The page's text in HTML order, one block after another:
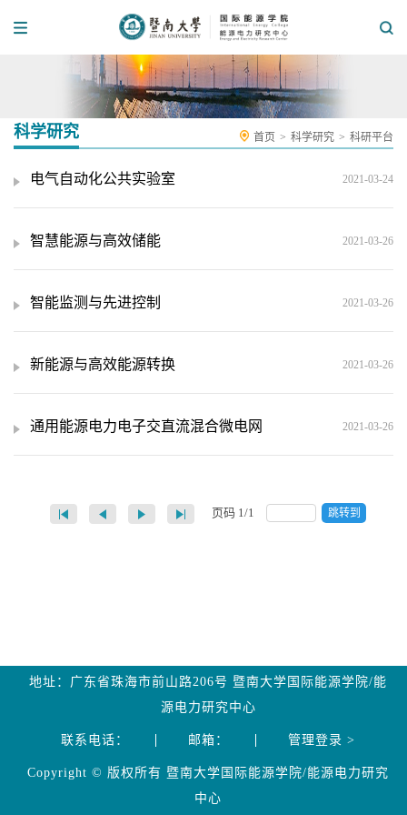
科学研究 首页 > 科学研究 > 科研平台
电气自动化公共实验室 2021-03-24
智慧能源与高效储能 2021-03-26
智能监测与先进控制 2021-03-26
新能源与高效能源转换 2021-03-26
通用能源电力电子交直流混合微电网 2021-03-26
页码 1/1 跳转到
地址：广东省珠海市前山路206号 暨南大学国际能源学院/能
源电力研究中心
联系电话： 邮箱： 管理登录 >
Copyright © 版权所有 暨南大学国际能源学院/能源电力研究
中心